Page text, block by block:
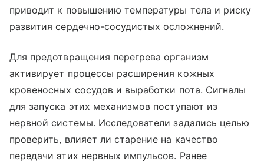
приводит к повышению температуры тела и риску
развития сердечно-сосудистых осложнений.
Для предотвращения перегрева организм
активирует процессы расширения кожных
кровеносных сосудов и выработки пота. Сигналы
для запуска этих механизмов поступают из
нервной системы. Исследователи задались целью
проверить, влияет ли старение на качество
передачи этих нервных импульсов. Ранее